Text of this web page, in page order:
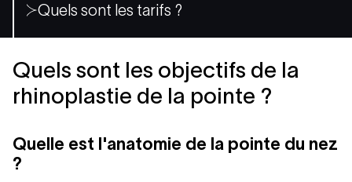
Quels sont les tarifs ?
Quels sont les objectifs de la
rhinoplastie de la pointe ?
Quelle est l'anatomie de la pointe du nez
?